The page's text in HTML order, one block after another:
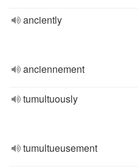
anciently
anciennement
tumultuously
tumultueusement